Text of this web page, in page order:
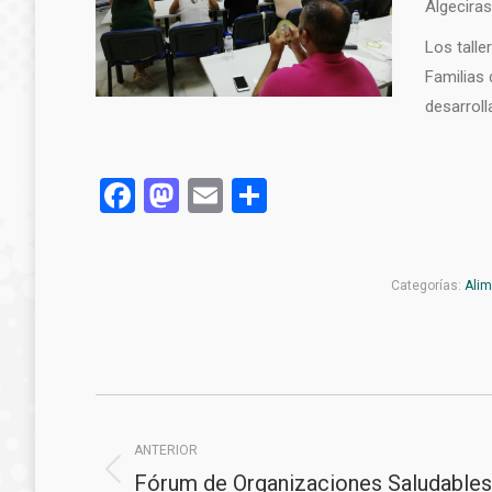
Los
Familias
Facebook
Mastodon
Email
Categorías:
entre
ANTERIOR
Publicación
Fórum de Organizaciones